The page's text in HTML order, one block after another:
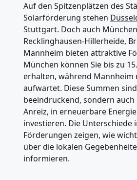
Auf den Spitzenplätzen des
Solarförderung stehen
Stuttgart. Doch auch
Recklinghausen-Hillerheide,
Mannheim bieten attraktive
München können Sie bis zu
erhalten, während Mannheim
aufwartet. Diese Summen
beeindruckend, sondern
Anreiz, in erneuerbare
investieren. Die Unterschiede
Förderungen zeigen, wie
über die lokalen
informieren.